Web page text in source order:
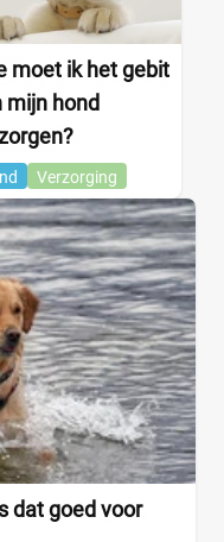
moet ik het gebit
mijn hond
Verzorging
dat goed voor